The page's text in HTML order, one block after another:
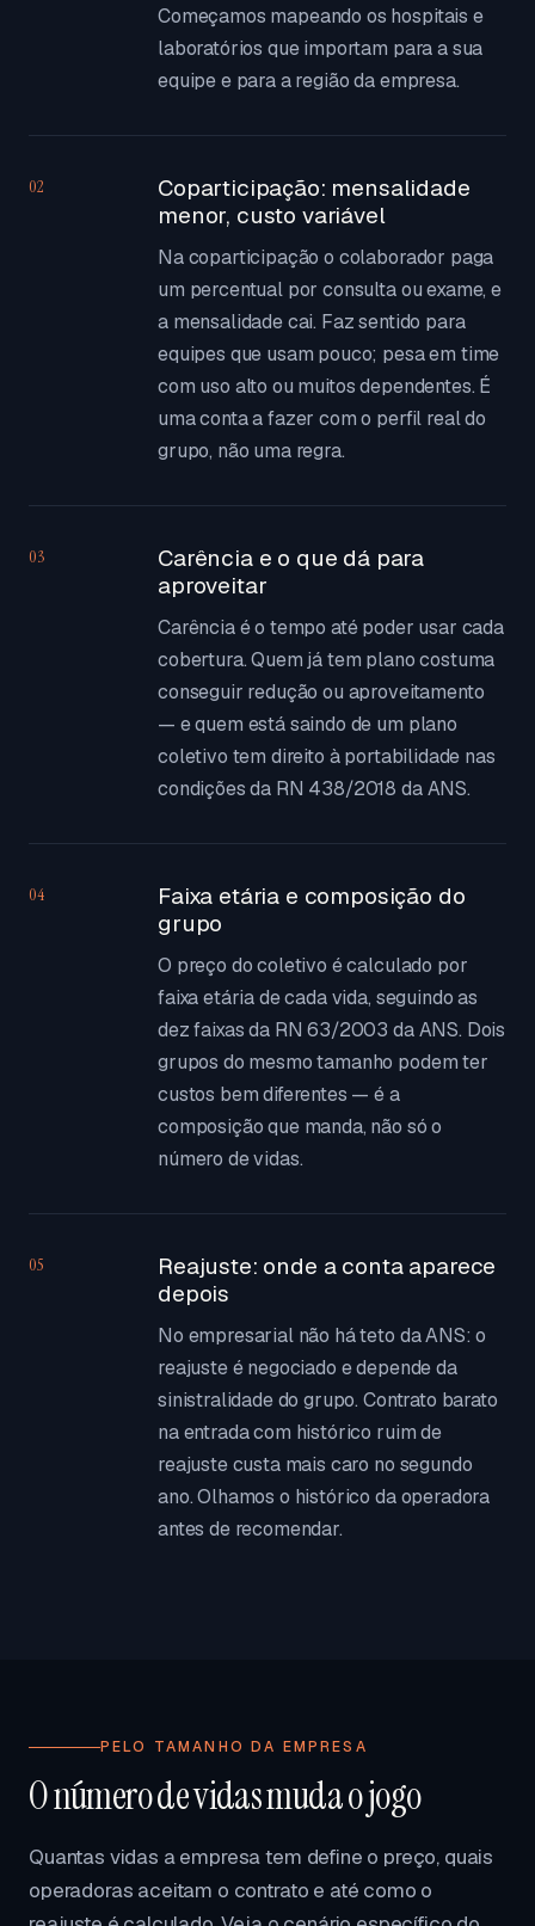
Começamos mapeando os hospitais e
laboratórios que importam para a sua
equipe e para a região da empresa.
02
Coparticipação: mensalidade
menor, custo variável
Na coparticipação o colaborador paga
um percentual por consulta ou exame, e
a mensalidade cai. Faz sentido para
equipes que usam pouco; pesa em time
com uso alto ou muitos dependentes. É
uma conta a fazer com o perfil real do
grupo, não uma regra.
03
Carência e o que dá para
aproveitar
Carência é o tempo até poder usar cada
cobertura. Quem já tem plano costuma
conseguir redução ou aproveitamento
— e quem está saindo de um plano
coletivo tem direito à portabilidade nas
condições da RN 438/2018 da ANS.
04
Faixa etária e composição do
grupo
O preço do coletivo é calculado por
faixa etária de cada vida, seguindo as
dez faixas da RN 63/2003 da ANS. Dois
grupos do mesmo tamanho podem ter
custos bem diferentes — é a
composição que manda, não só o
número de vidas.
05
Reajuste: onde a conta aparece
depois
No empresarial não há teto da ANS: o
reajuste é negociado e depende da
sinistralidade do grupo. Contrato barato
na entrada com histórico ruim de
reajuste custa mais caro no segundo
ano. Olhamos o histórico da operadora
antes de recomendar.
PELO TAMANHO DA EMPRESA
O número de vidas muda o jogo
Quantas vidas a empresa tem define o preço, quais
operadoras aceitam o contrato e até como o